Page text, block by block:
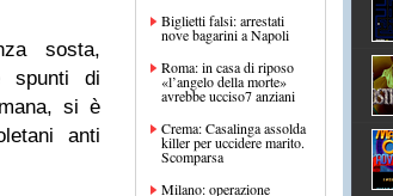
sosta,
spunti di
si è
anti
Biglietti falsi: arrestati
nove bagarini a Napoli
Roma: in casa di riposo
«l’angelo della morte»
avrebbe ucciso7 anziani
Crema: Casalinga assolda
killer per uccidere marito.
Scomparsa
Milano: operazione